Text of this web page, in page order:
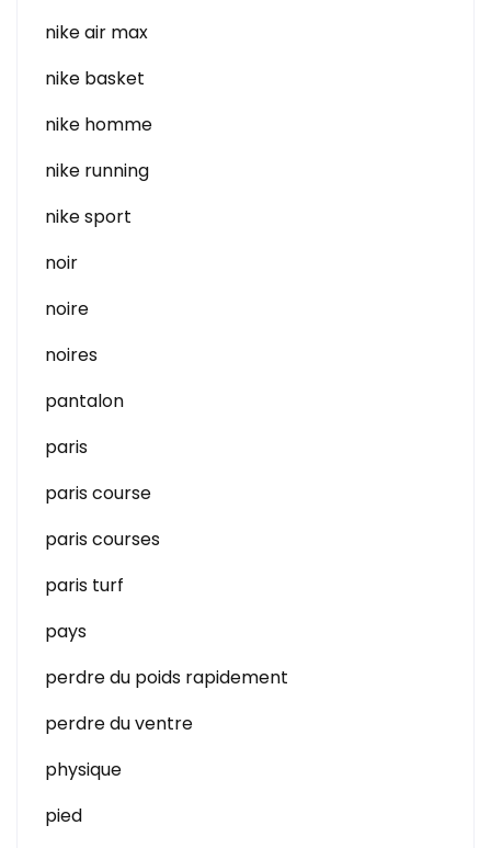
nike air max
nike basket
nike homme
nike running
nike sport
noir
noire
noires
pantalon
paris
paris course
paris courses
paris turf
pays
perdre du poids rapidement
perdre du ventre
physique
pied